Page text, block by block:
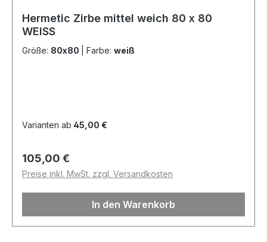
Hermetic Zirbe mittel weich 80 x 80
WEISS
Größe: 80x80 Farbe: weiß
Varianten ab 45,00 €
Regulärer Preis:
105,00 €
Preise inkl. MwSt. zzgl. Versandkosten
In den Warenkorb